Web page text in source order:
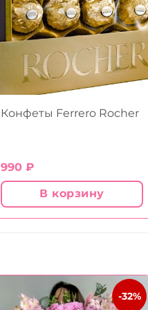
Конфеты Ferrero Rocher
990 ₽
В корзину
-32%